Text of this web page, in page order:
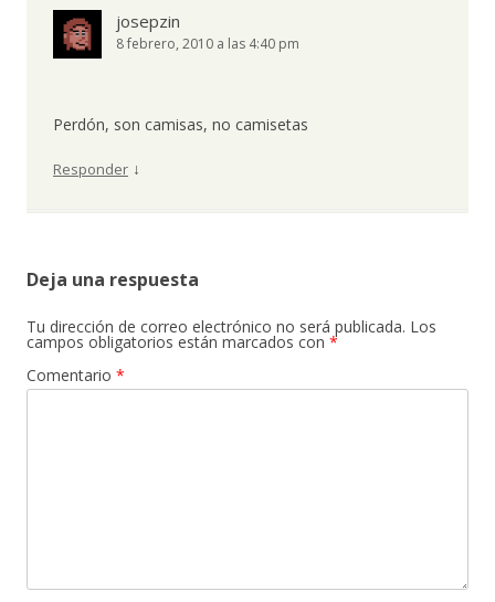
josepzin
8 febrero, 2010 a las 4:40 pm
Perdón, son camisas, no camisetas
Responder ↓
Deja una respuesta
Tu dirección de correo electrónico no será publicada. Los
campos obligatorios están marcados con *
Comentario *